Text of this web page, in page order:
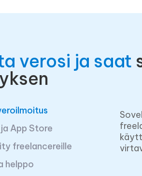
verosi ja saat
App Store
freelancereille
helppo